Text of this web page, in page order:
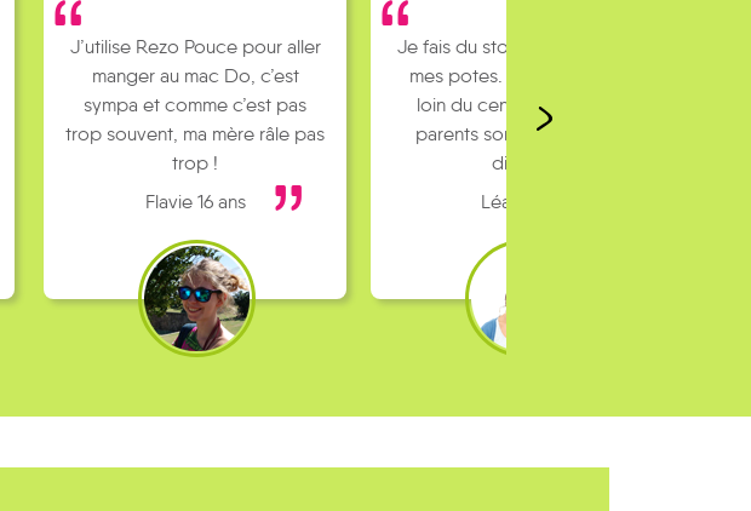
J’utilise Rezo Pouce pour aller
manger au mac Do, c’est
sympa et comme c’est pas
trop souvent, ma mère râle pas
trop !
Flavie 16 ans
Je fais du stop pour rejoindre
mes potes. J’habite un peu
loin du centre ville et mes
parents sont pas toujours
dispo…
Léa 16 ans